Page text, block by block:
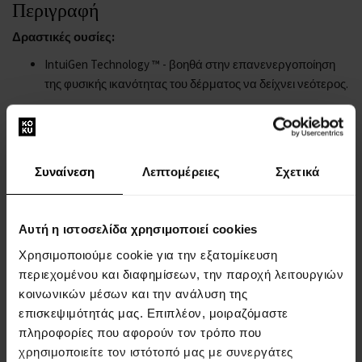
Συναίνεση Λεπτομέρειες Σχετικά
Αυτή η ιστοσελίδα χρησιμοποιεί cookies
Χρησιμοποιούμε cookie για την εξατομίκευση
περιεχομένου και διαφημίσεων, την παροχή λειτουργιών
κοινωνικών μέσων και την ανάλυση της
επισκεψιμότητάς μας. Επιπλέον, μοιραζόμαστε
πληροφορίες που αφορούν τον τρόπο που
χρησιμοποιείτε τον ιστότοπό μας με συνεργάτες
Περιγραφή
Δραστικές ουσίες:
IntuiGen Technology ™ - βοηθά στην επανενεργοποίηση
της φυσικής ικανότητας του δέρματος να δείχνει νεότερος.
υποστηρίζει τις φυσικές λειτουργίες του δέρματος,
αναζωογονεί ορατά το δέρμα.
Τρόπος χρήσης:
Εφαρμόστε το βάλσαμο ματιών κάθε πρωί και βράδυ.
Τύπος προϊόντος: Κρέμες
Η συμβουλή μας:
Δοκιμάστε άλλα προϊόνταEstée Lauder!